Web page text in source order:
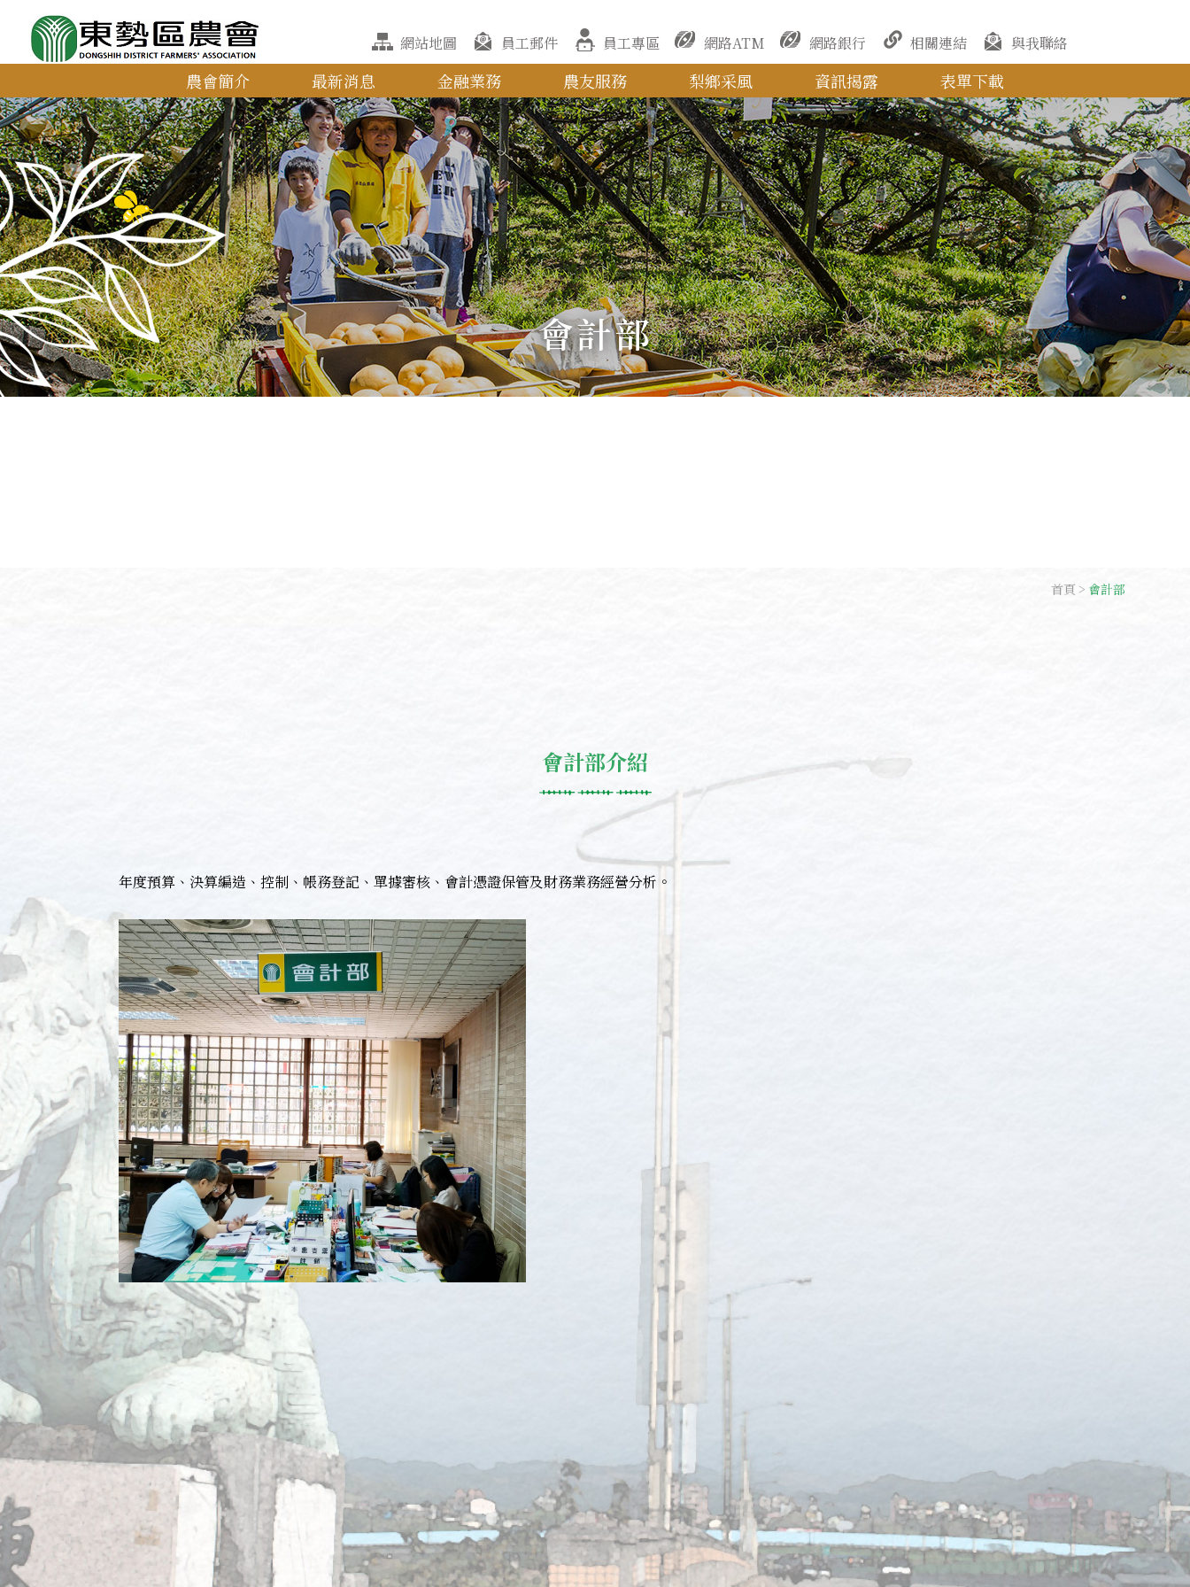
農會簡介 最新消息 金融業務 農友服務 梨鄉采風 資訊揭露 表單下載
網站地圖 員工郵件 員工專區 網路ATM 網路銀行 相關連結 與我聯絡
會計部
首頁 會計部
會計部介紹
年度預算、決算編造、控制、帳務登記、單據審核、會計憑證保管及財務業務經營分析。